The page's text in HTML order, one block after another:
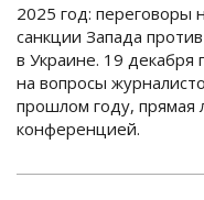
2025 год: переговоры
санкции Запада
в Украине. 19 декабря
на вопросы
прошлом году, прямая
конференцией.